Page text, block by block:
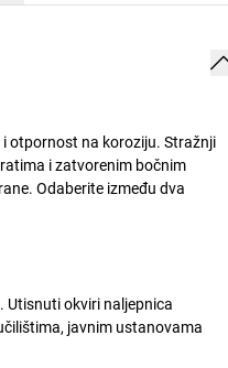
otpornost na koroziju. Stražnji
i zatvorenim bočnim
Odaberite između dva
Utisnuti okviri naljepnica
javnim ustanovama